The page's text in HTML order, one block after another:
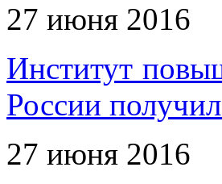
27 июня 2016
Институт
России
27 июня 2016